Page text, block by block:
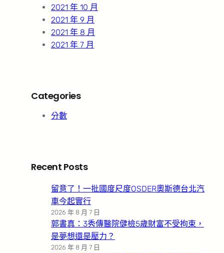
2021 年 10 月
2021 年 9 月
2021 年 8 月
2021 年 7 月
Categories
分數
Recent Posts
留意了！一批國度尺度OSDER奧斯德台北汽
車今起實行
2026 年 8 月 7 日
郭書真：3秀傳醫院健檢5歲財富不受拘束，
是夢想還是壓力？
2026 年 8 月 7 日